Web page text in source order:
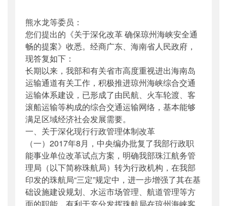
熊水龙等委员：
您们提出的《关于深化改革 确保琼州海峡安全通
畅的提案》收悉。经商广东、海南省人民政府，
现答复如下：
长期以来，我部和有关省市高度重视进出海南岛
运输通道有关工作，积极推进琼州海峡综合交通
运输体系建设，已形成了由民航、火车轮渡、客
滚船运输等构成的综合交通运输网络，基本能够
满足区域经济社会发展需要。
一、关于深化现行行政管理体制改革
（一）2017年8月，中央编办批复了我部行政职
能事业单位改革试点方案，明确我部珠江航务管
理局（以下简称珠航局）转为行政机构，在我部
印发的珠航局“三定”规定中，进一步增强了其在基
础设施建设规划、水运市场管理、航道管理等方
面的职能，有利于充分发挥珠航局在琼州海峡客